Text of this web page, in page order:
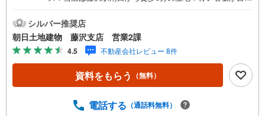
ナーなど、お子様にも退屈せずにお過ごし頂けます。■ テ
レワークで作業効率のUP化オウチ時間で人生を豊かにする
ためにONとOFFを切り替えて、家族との時間も増えて幸せ
マイホームを！■ 住宅ローンのご相談承ります。■住まい選
びはフィーリングも大切です。現地の空気や雰囲気を感じ
てみましょう。営業スタッフまでお問合せくださいませ。■
ですが住まい選びはフィーリングも大切です。現地の空気
シルバー推奨店
朝日土地建物 藤沢支店 営業2課
4.5 不動産会社レビュー 8件
資料をもらう （無料）
電話する （通話料無料）